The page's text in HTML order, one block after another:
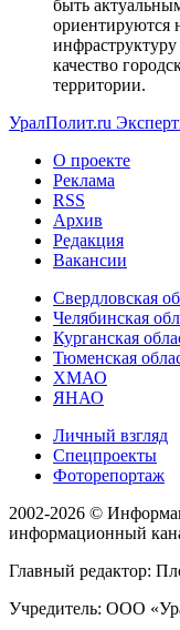
быть
ориентируются
качество
территории.
УралПолит.ru
О проекте
Реклама
RSS
Архив
Редакция
Вакансии
Свердловская
Челябинская
Курганская
Тюменская
ХМАО
ЯНАО
Личный взгляд
Спецпроекты
Фоторепортаж
2002-2026 ©
информационный
Главный редактор:
Учредитель: ООО